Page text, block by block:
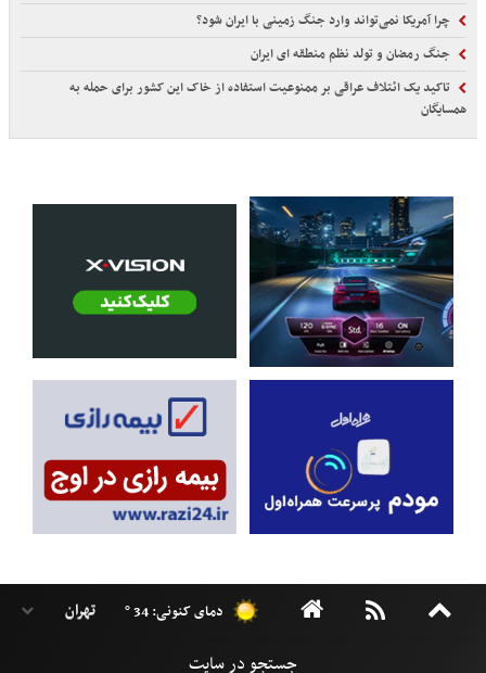
چرا آمریکا نمی‌تواند وارد جنگ زمینی با ایران شود؟
جنگ رمضان و تولد نظم منطقه ای ایران
تاکید یک ائتلاف عراقی بر ممنوعیت استفاده از خاک این کشور برای حمله به
همسایگان
دمای کنونی: 34 °